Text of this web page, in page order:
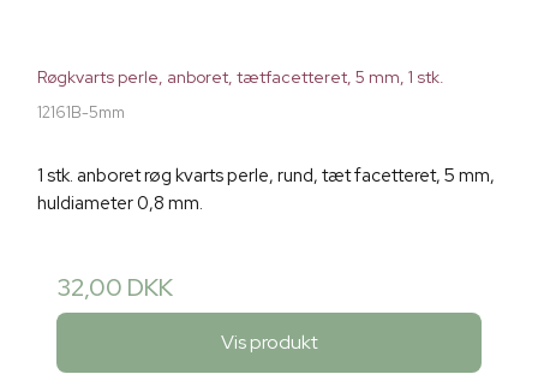
Røgkvarts perle, anboret, tætfacetteret, 5 mm, 1 stk.
12161B-5mm
1 stk. anboret røg kvarts perle, rund, tæt facetteret, 5 mm,
huldiameter 0,8 mm.
32,00 DKK
Vis produkt